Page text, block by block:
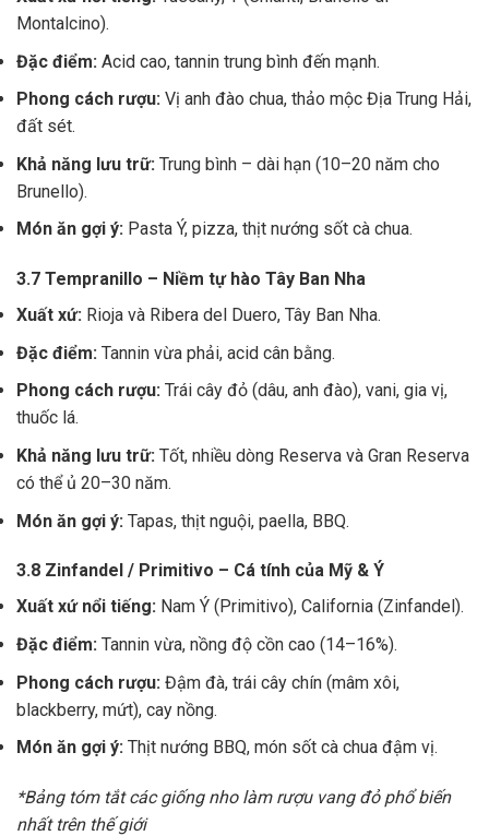
Montalcino).
Đặc điểm: Acid cao, tannin trung bình đến mạnh.
Phong cách rượu: Vị anh đào chua, thảo mộc Địa Trung Hải,
đất sét.
Khả năng lưu trữ: Trung bình – dài hạn (10–20 năm cho
Brunello).
Món ăn gợi ý: Pasta Ý, pizza, thịt nướng sốt cà chua.
3.7 Tempranillo – Niềm tự hào Tây Ban Nha
Xuất xứ: Rioja và Ribera del Duero, Tây Ban Nha.
Đặc điểm: Tannin vừa phải, acid cân bằng.
Phong cách rượu: Trái cây đỏ (dâu, anh đào), vani, gia vị,
thuốc lá.
Khả năng lưu trữ: Tốt, nhiều dòng Reserva và Gran Reserva
có thể ủ 20–30 năm.
Món ăn gợi ý: Tapas, thịt nguội, paella, BBQ.
3.8 Zinfandel / Primitivo – Cá tính của Mỹ & Ý
Xuất xứ nổi tiếng: Nam Ý (Primitivo), California (Zinfandel).
Đặc điểm: Tannin vừa, nồng độ cồn cao (14–16%).
Phong cách rượu: Đậm đà, trái cây chín (mâm xôi,
blackberry, mứt), cay nồng.
Món ăn gợi ý: Thịt nướng BBQ, món sốt cà chua đậm vị.
*Bảng tóm tắt các giống nho làm rượu vang đỏ phổ biến
nhất trên thế giới